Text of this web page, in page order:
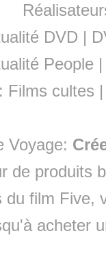
DVD |
People
: Films cultes
Voyage:
de produits
du film Five,
acheter